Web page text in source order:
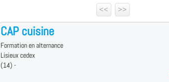
<<
>>
CAP cuisine
Formation en alternance
Lisieux cedex
(14) -